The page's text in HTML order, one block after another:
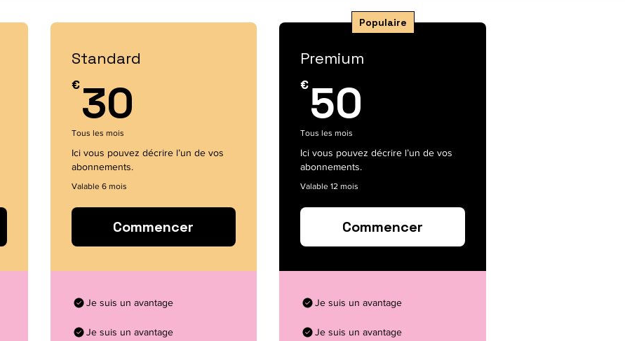
Standard
€30
Tous les mois
Ici vous pouvez décrire l’un de vos
abonnements.
Valable 6 mois
Commencer
Je suis un avantage
Je suis un avantage
Populaire
Premium
€50
Tous les mois
Ici vous pouvez décrire l’un de vos
abonnements.
Valable 12 mois
Commencer
Je suis un avantage
Je suis un avantage